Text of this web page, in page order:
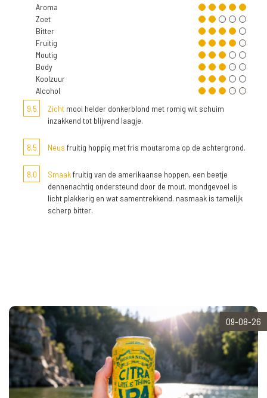
Aroma
Zoet
Bitter
Fruitig
Moutig
Body
Koolzuur
Alcohol
9,5
Zicht mooi helder donkerblond met romig wit schuim
inzakkend tot blijvend laagje.
8,5 Neus fruitig hoppig met fris moutaroma op de achtergrond.
8,0 Smaakfruitig van de amerikaanse hoppen, een beetje
dennenachtig ondersteund door de mout. mondgevoel is
licht plakkerig en wat samentrekkend. nasmaak is tamelijk
scherp bitter.
09-08-26